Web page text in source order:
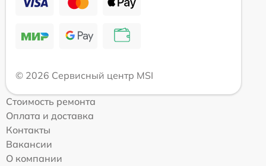
© 2026 Сервисный центр MSI
Стоимость ремонта
Оплата и доставка
Контакты
Вакансии
О компании